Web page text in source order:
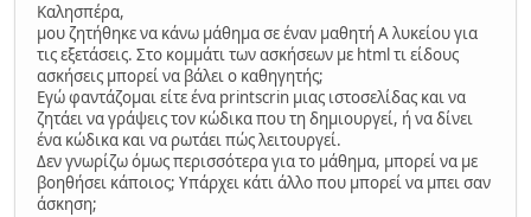
Καλησπέρα,
μου ζητήθηκε να κάνω μάθημα σε έναν μαθητή Α λυκείου για
τις εξετάσεις. Στο κομμάτι των ασκήσεων με html τι είδους
ασκήσεις μπορεί να βάλει ο καθηγητής;
Εγώ φαντάζομαι είτε ένα printscrin μιας ιστοσελίδας και να
ζητάει να γράψεις τον κώδικα που τη δημιουργεί, ή να δίνει
ένα κώδικα και να ρωτάει πώς λειτουργεί.
Δεν γνωρίζω όμως περισσότερα για το μάθημα, μπορεί να με
βοηθήσει κάποιος; Υπάρχει κάτι άλλο που μπορεί να μπει σαν
άσκηση;